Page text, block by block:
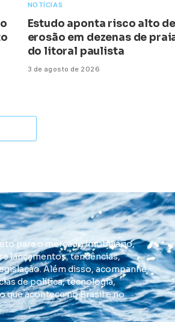
NOTÍCIAS
Estudo aponta risco alto
erosão em dezenas de
do litoral paulista
3 de agosto de 2026
para o mercado imobiliário,
lançamentos, tendências,
Além disso, acompanhe
de política, tecnologia,
que acontece no Brasil e no